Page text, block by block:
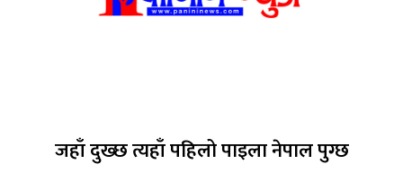
जहाँ दुख्छ त्यहाँ पहिलो पाइला नेपाल पुग्छ